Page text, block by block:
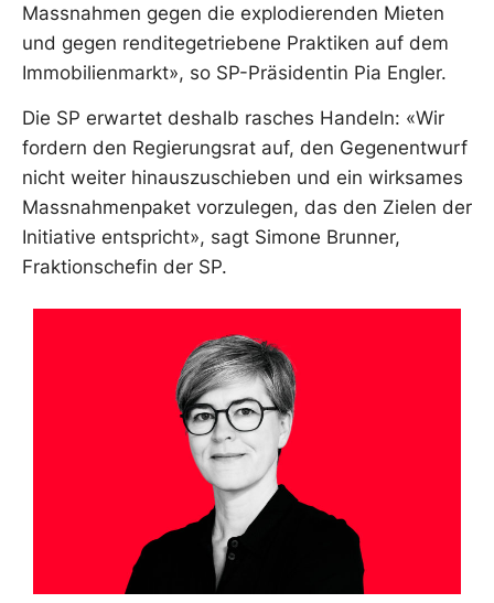
Massnahmen gegen die explodierenden Mieten
und gegen renditegetriebene Praktiken auf dem
Immobilienmarkt», so SP-Präsidentin Pia Engler.
Die SP erwartet deshalb rasches Handeln: «Wir
fordern den Regierungsrat auf, den Gegenentwurf
nicht weiter hinauszuschieben und ein wirksames
Massnahmenpaket vorzulegen, das den Zielen der
Initiative entspricht», sagt Simone Brunner,
Fraktionschefin der SP.